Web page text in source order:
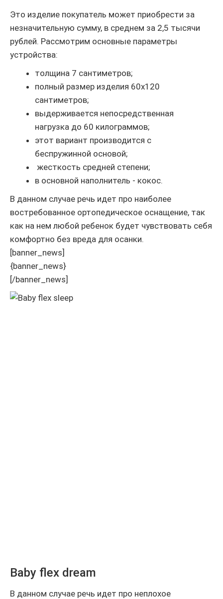
Это изделие покупатель может приобрести за
незначительную сумму, в среднем за 2,5 тысячи
рублей. Рассмотрим основные параметры
устройства:
толщина 7 сантиметров;
полный размер изделия 60х120
сантиметров;
выдерживается непосредственная
нагрузка до 60 килограммов;
этот вариант производится с
беспружинной основой;
жесткость средней степени;
в основной наполнитель - кокос.
В данном случае речь идет про наиболее
востребованное ортопедическое оснащение, так
как на нем любой ребенок будет чувствовать себя
комфортно без вреда для осанки.
[banner_news]
{banner_news}
[/banner_news]
Baby flex dream
В данном случае речь идет про неплохое